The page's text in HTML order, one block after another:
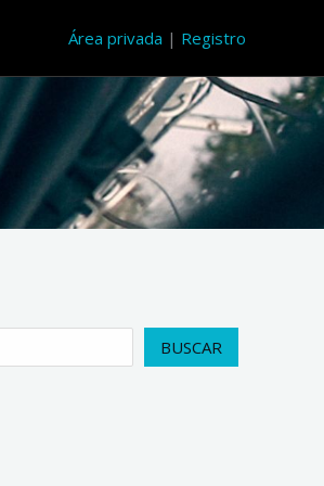
Área privada | Registro
BUSCAR